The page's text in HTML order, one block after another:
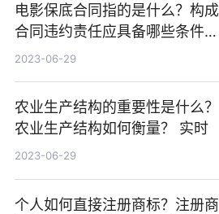
电影保底合同指的是什么？构成
合同违约责任应具备哪些条件？
天天快报
2023-06-29
农业生产结构的重要性是什么？
农业生产结构如何衡量？ 实时
2023-06-29
个人如何直接注册商标？注册商